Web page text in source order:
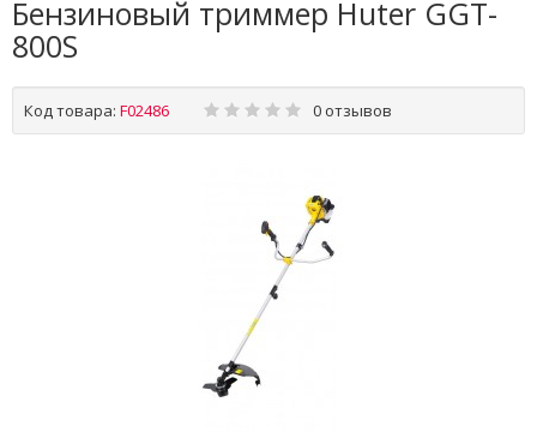
Бензиновый триммер Huter GGT-
800S
Код товара: F02486 0 отзывов